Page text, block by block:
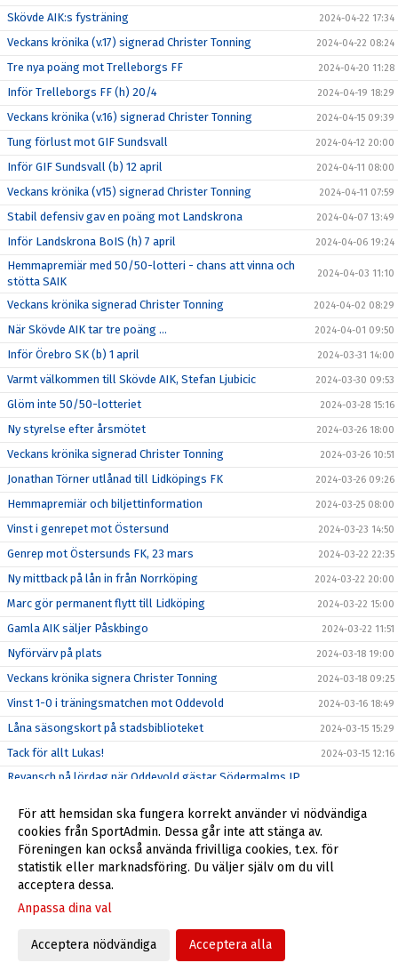
Skövde AIK:s fysträning 2024-04-22 17:34
Veckans krönika (v.17) signerad Christer Tonning 2024-04-22 08:24
Tre nya poäng mot Trelleborgs FF 2024-04-20 11:28
Inför Trelleborgs FF (h) 20/4 2024-04-19 18:29
Veckans krönika (v.16) signerad Christer Tonning 2024-04-15 09:39
Tung förlust mot GIF Sundsvall 2024-04-12 20:00
Inför GIF Sundsvall (b) 12 april 2024-04-11 08:00
Veckans krönika (v15) signerad Christer Tonning 2024-04-11 07:59
Stabil defensiv gav en poäng mot Landskrona 2024-04-07 13:49
Inför Landskrona BoIS (h) 7 april 2024-04-06 19:24
Hemmapremiär med 50/50-lotteri - chans att vinna och
stötta SAIK
2024-04-03 11:10
Veckans krönika signerad Christer Tonning 2024-04-02 08:29
När Skövde AIK tar tre poäng ... 2024-04-01 09:50
Inför Örebro SK (b) 1 april 2024-03-31 14:00
Varmt välkommen till Skövde AIK, Stefan Ljubicic 2024-03-30 09:53
Glöm inte 50/50-lotteriet 2024-03-28 15:16
Ny styrelse efter årsmötet 2024-03-26 18:00
Veckans krönika signerad Christer Tonning 2024-03-26 10:51
Jonathan Törner utlånad till Lidköpings FK 2024-03-26 09:26
Hemmapremiär och biljettinformation 2024-03-25 08:00
Vinst i genrepet mot Östersund 2024-03-23 14:50
Genrep mot Östersunds FK, 23 mars 2024-03-22 22:35
Ny mittback på lån in från Norrköping 2024-03-22 20:00
Marc gör permanent flytt till Lidköping 2024-03-22 15:00
Gamla AIK säljer Påskbingo 2024-03-22 11:51
Nyförvärv på plats 2024-03-18 19:00
Veckans krönika signera Christer Tonning 2024-03-18 09:25
Vinst 1-0 i träningsmatchen mot Oddevold 2024-03-16 18:49
Låna säsongskort på stadsbiblioteket 2024-03-15 15:29
Tack för allt Lukas! 2024-03-15 12:16
Revansch på lördag när Oddevold gästar Södermalms IP
Veckans krönika signera Christer Tonning 2024-03-12 14:33
OBS! Ny tid för årsmöte 19/3 19:00 2024-03-12 10:34
Inför IF Karlstad Fotboll (b), 9/3 2024-03-08 22:37
Veckans krönika signerad Christer Tonning
All fotboll -25% på Intersport
Seger i sista gruppspelsmatch i Svenska cupen
Inför Nordic United i Svenska Cupen
För att hemsidan ska fungera korrekt använder vi nödvändiga
cookies från SportAdmin. Dessa går inte att stänga av.
Föreningen kan också använda frivilliga cookies, t.ex. för
statistik eller marknadsföring. Du väljer själv om du vill
acceptera dessa.
Anpassa dina val
Acceptera nödvändiga Acceptera alla